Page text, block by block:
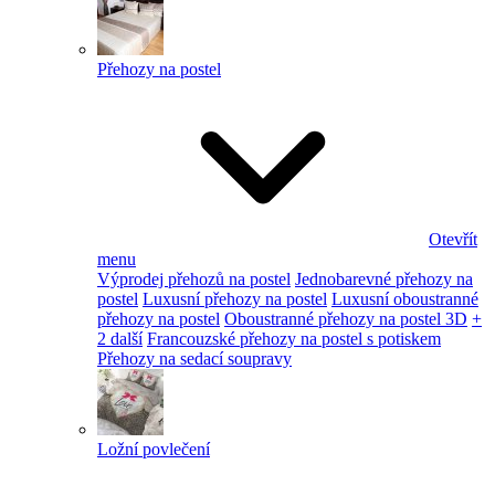
Přehozy na postel
Otevřít
menu
Výprodej přehozů na postel Jednobarevné přehozy na
postel Luxusní přehozy na postel Luxusní oboustranné
přehozy na postel Oboustranné přehozy na postel 3D +
2 další Francouzské přehozy na postel s potiskem
Přehozy na sedací soupravy
Ložní povlečení